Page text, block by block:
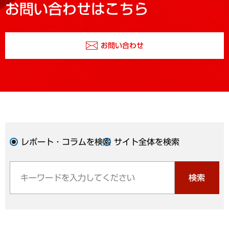
お問い合わせはこちら
お問い合わせ
レポート・コラムを検索 サイト全体を検索
検索